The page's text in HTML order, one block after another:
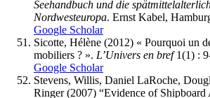
Seehandbuch und die
Nordwesteuropa. Ernst Kabel,
Google Scholar
Sicotte, Hélène (2012) « Pourquoi un
mobiliers ? ». L’Univers en bref1(1) :
Google Scholar
Stevens, Willis, Daniel LaRoche,
Ringer(2007) “Evidence of Shipboard